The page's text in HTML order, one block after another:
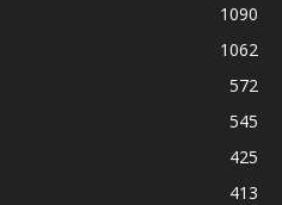
1090
1062
572
545
425
413